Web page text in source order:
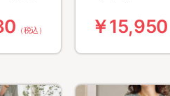
（税込） ￥15,950